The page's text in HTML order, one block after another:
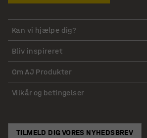
Kan vi hjælpe dig?
Bliv inspireret
Om AJ Produkter
Vilkår og betingelser
TILMELD DIG VORES NYHEDSBREV